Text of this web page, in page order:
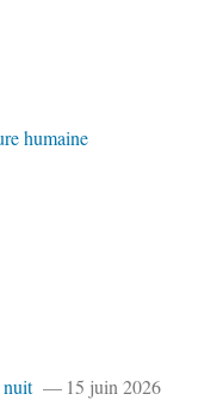
humaine
nuit
15 juin 2026